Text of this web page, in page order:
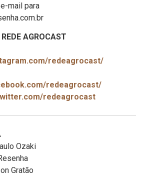
mail para
AGROCAST
redeagrocast/
redeagrocast/
redeagrocast
Ozaki
Gratão